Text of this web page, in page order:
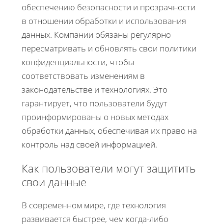
обеспечению безопасности и прозрачности
в отношении обработки и использования
данных. Компании обязаны регулярно
пересматривать и обновлять свои политики
конфиденциальности, чтобы
соответствовать изменениям в
законодательстве и технологиях. Это
гарантирует, что пользователи будут
проинформированы о новых методах
обработки данных, обеспечивая их право на
контроль над своей информацией.
Как пользователи могут защитить
свои данные
В современном мире, где технология
развивается быстрее, чем когда-либо